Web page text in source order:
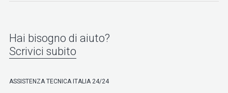
Hai bisogno di aiuto?
Scrivici subito
ASSISTENZA TECNICA ITALIA 24/24